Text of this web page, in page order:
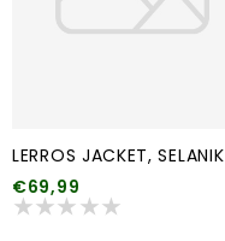
LERROS JACKET, SELANIK
€69,99